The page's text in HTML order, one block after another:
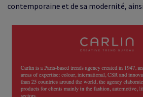
contemporaine et de sa modernité, ainsi